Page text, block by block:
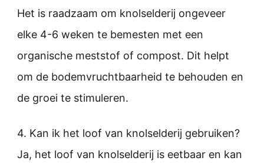
Het is raadzaam om knolselderij ongeveer
elke 4-6 weken te bemesten met een
organische meststof of compost. Dit helpt
om de bodemvruchtbaarheid te behouden en
de groei te stimuleren.
4. Kan ik het loof van knolselderij gebruiken?
Ja, het loof van knolselderij is eetbaar en kan